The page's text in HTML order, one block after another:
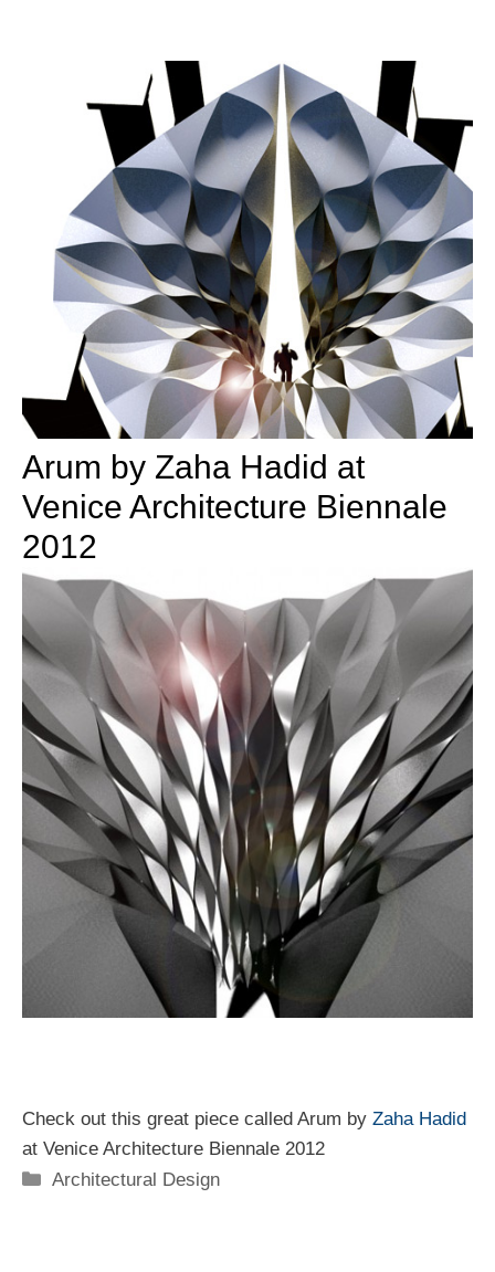
Arum by Zaha Hadid at
Venice Architecture Biennale
2012
Check out this great piece called Arum by Zaha Hadid
at Venice Architecture Biennale 2012
Categorie
Architectural Design